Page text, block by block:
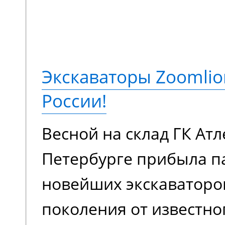
метров. Оснащается
аккумуляторной
в плане шумовой
загрязняет воздух
выхлопами.
для работы внутри и
Экскаваторы
России!
Весной на склад ГК
Петербурге прибыла
новейших
поколения от